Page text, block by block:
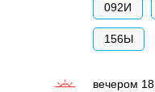
092И
156Ы
вечером